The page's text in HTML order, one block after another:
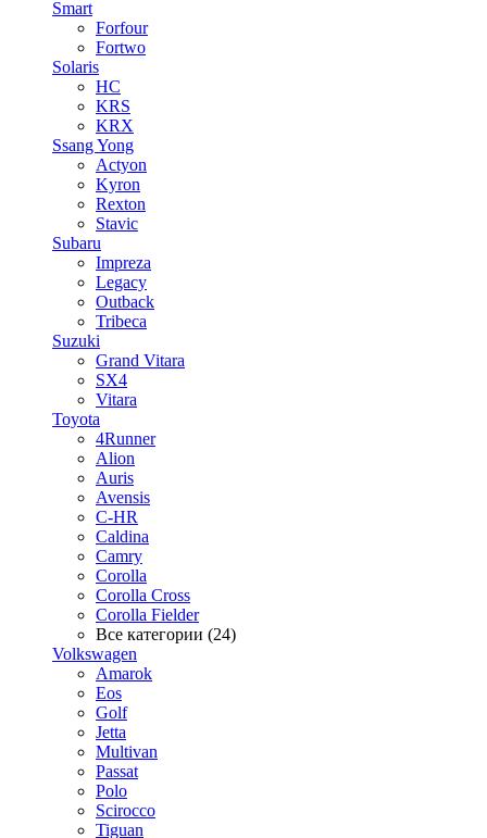
Smart
Forfour
Fortwo
Solaris
HC
KRS
KRX
Ssang Yong
Actyon
Kyron
Rexton
Stavic
Subaru
Impreza
Legacy
Outback
Tribeca
Suzuki
Grand Vitara
SX4
Vitara
Toyota
4Runner
Alion
Auris
Avensis
C-HR
Caldina
Camry
Corolla
Corolla Cross
Corolla Fielder
Все категории (24)
Volkswagen
Amarok
Eos
Golf
Jetta
Multivan
Passat
Polo
Scirocco
Tiguan